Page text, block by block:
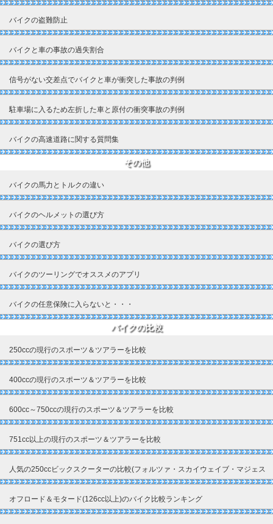
バイクの盗難防止
バイクと車の事故の過失割合
信号がない交差点でバイクと車が衝突した事故の判例
駐車場に入るため左折した車と原付の衝突事故の判例
バイクの高速道路に関する質問集
その他
バイクの馬力とトルクの違い
バイクのヘルメットの選び方
バイクの選び方
バイクのツーリングでオススメのアプリ
バイクの任意保険に入らないと・・・
バイクの比較
250ccの現行のスポーツ＆ツアラーを比較
400ccの現行のスポーツ＆ツアラーを比較
600cc～750ccの現行のスポーツ＆ツアラーを比較
751cc以上の現行のスポーツ＆ツアラーを比較
人気の250ccビックスクーターの比較(フォルツァ・スカイウェイブ・マジェス
ティ)
オフロード＆モタード(126cc以上)のバイク比較ランキング